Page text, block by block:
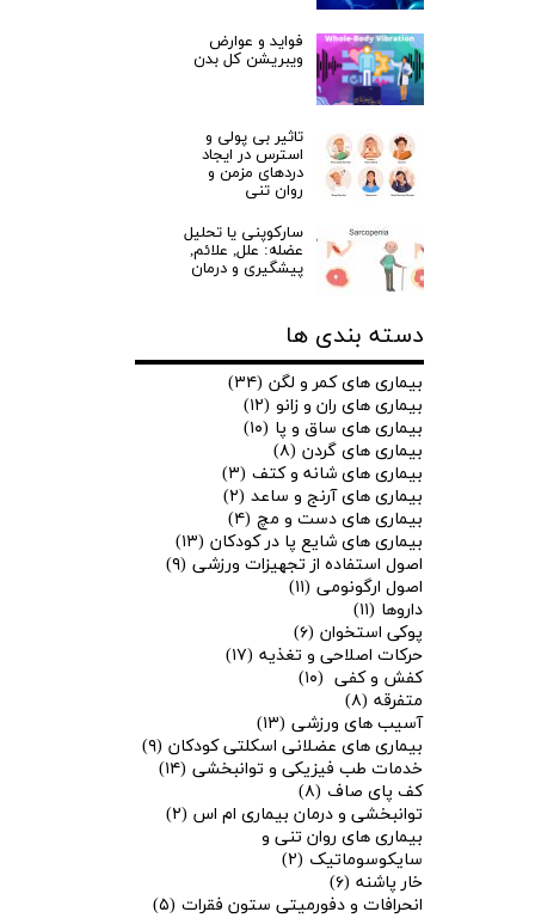
فواید و عوارض
ویبریشن کل بدن
تاثیر بی پولی و
استرس در ایجاد
دردهای مزمن و
روان تنی
سارکوپنی یا تحلیل
عضله: علل, علائم,
پیشگیری و درمان
دسته بندی ها
بیماری های کمر و لگن (۳۴)
بیماری های ران و زانو (۱۲)
بیماری های ساق و پا (۱۰)
بیماری های گردن (۸)
بیماری های شانه و کتف (۳)
بیماری های آرنج و ساعد (۲)
بیماری های دست و مچ (۴)
بیماری های شایع پا در کودکان (۱۳)
اصول استفاده از تجهیزات ورزشی (۹)
اصول ارگونومی (۱۱)
داروها (۱۱)
پوکی استخوان (۶)
حرکات اصلاحی و تغذیه (۱۷)
کفش و کفی (۱۰)
متفرقه (۸)
آسیب های ورزشی (۱۳)
بیماری های عضلانی اسکلتی کودکان (۹)
خدمات طب فیزیکی و توانبخشی (۱۴)
کف پای صاف (۸)
توانبخشی و درمان بیماری ام اس (۲)
بیماری های روان تنی و
سایکوسوماتیک (۲)
خار پاشنه (۶)
انحرافات و دفورمیتی ستون فقرات (۵)